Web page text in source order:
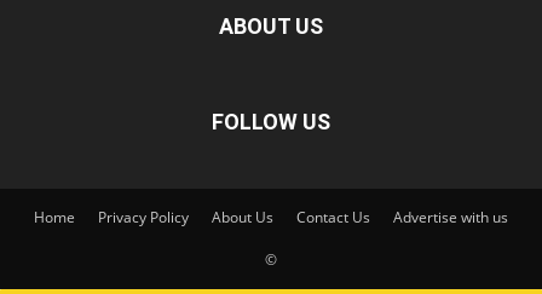
ABOUT US
FOLLOW US
Home Privacy Policy About Us Contact Us Advertise with us
©